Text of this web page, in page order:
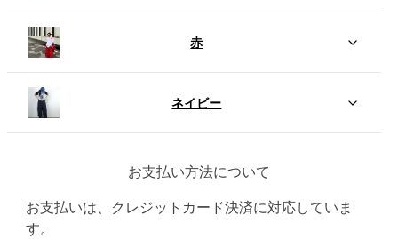
赤
ネイビー
お支払い方法について
お支払いは、クレジットカード決済に対応していま
す。